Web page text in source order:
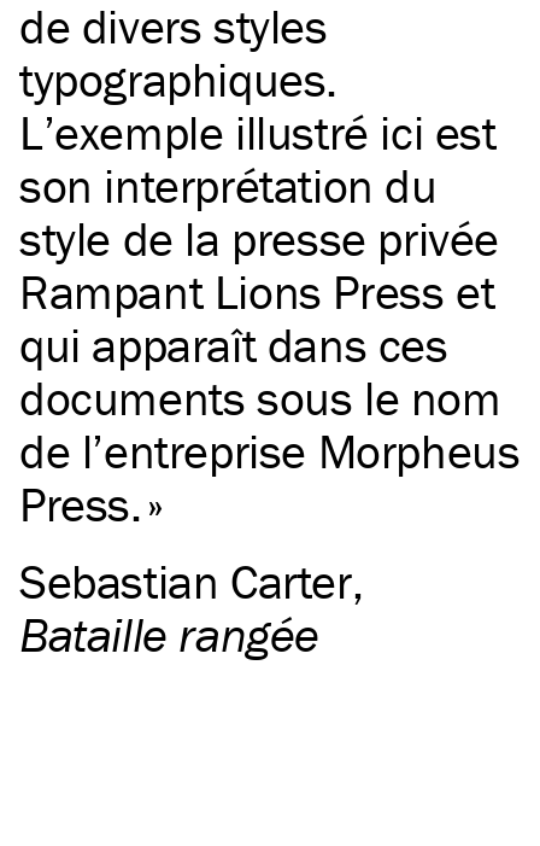
de divers styles
typographiques.
L’exemple illustré ici est
son interprétation du
style de la presse privée
Rampant Lions Press et
qui apparaît dans ces
documents sous le nom
de l’entreprise Morpheus
Press.
Sebastian Carter,
Bataille rangée